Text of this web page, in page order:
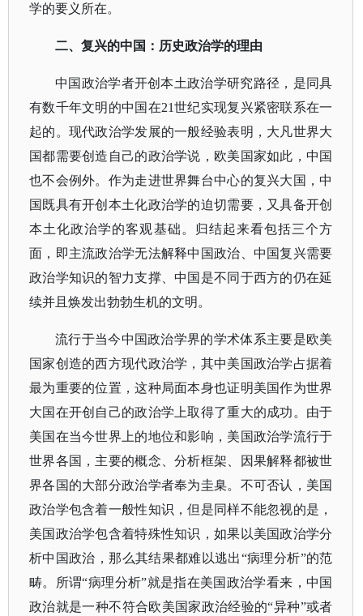
学的要义所在。
二、复兴的中国：历史政治学的理由
中国政治学者开创本土政治学研究路径，是同具
有数千年文明的中国在21世纪实现复兴紧密联系在一
起的。现代政治学发展的一般经验表明，大凡世界大
国都需要创造自己的政治学说，欧美国家如此，中国
也不会例外。作为走进世界舞台中心的复兴大国，中
国既具有开创本土化政治学的迫切需要，又具备开创
本土化政治学的客观基础。归结起来看包括三个方
面，即主流政治学无法解释中国政治、中国复兴需要
政治学知识的智力支撑、中国是不同于西方的仍在延
续并且焕发出勃勃生机的文明。
流行于当今中国政治学界的学术体系主要是欧美
国家创造的西方现代政治学，其中美国政治学占据着
最为重要的位置，这种局面本身也证明美国作为世界
大国在开创自己的政治学上取得了重大的成功。由于
美国在当今世界上的地位和影响，美国政治学流行于
世界各国，主要的概念、分析框架、因果解释都被世
界各国的大部分政治学者奉为圭臬。不可否认，美国
政治学包含着一般性知识，但是同样不能忽视的是，
美国政治学包含着特殊性知识，如果以美国政治学分
析中国政治，那么其结果都难以逃出“病理分析”的范
畴。所谓“病理分析”就是指在美国政治学看来，中国
政治就是一种不符合欧美国家政治经验的“异种”或者